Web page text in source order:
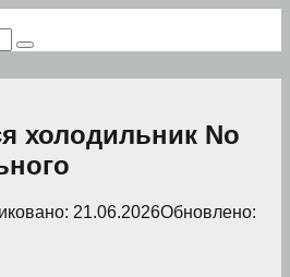
холодильник No
21.06.2026Обновлено: